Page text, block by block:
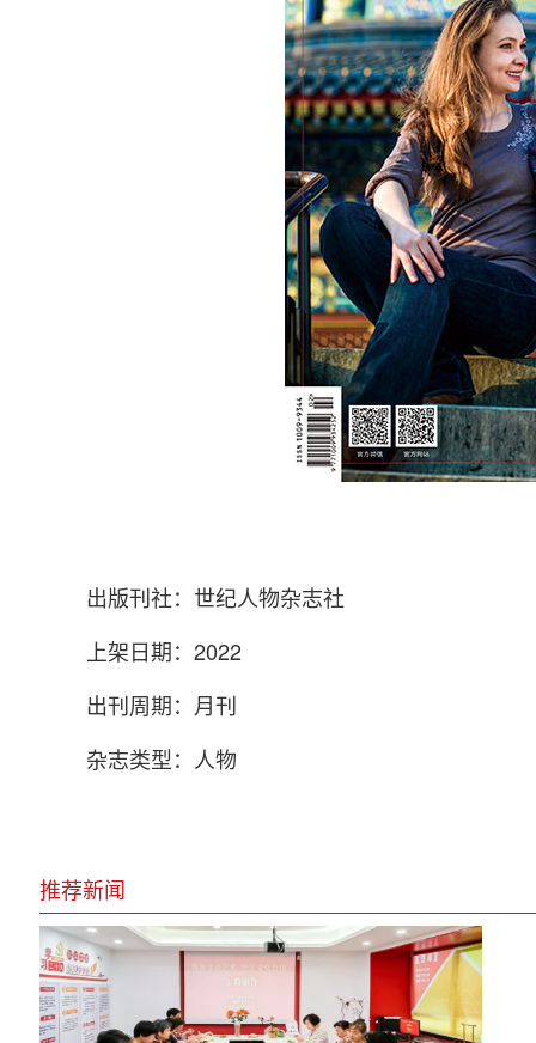
出版刊社：世纪人物杂志社
上架日期：2022
出刊周期：月刊
杂志类型：人物
推荐新闻